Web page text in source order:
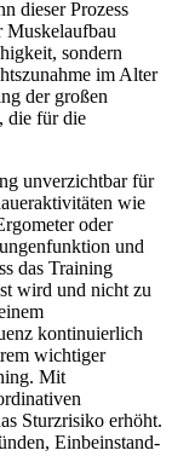
dieser Prozess
Muskelaufbau
sondern
im Alter
der großen
die für die
unverzichtbar für
wie
oder
und
das Training
wird und nicht zu
kontinuierlich
wichtiger
Mit
Sturzrisiko erhöht.
Einbeinstand-